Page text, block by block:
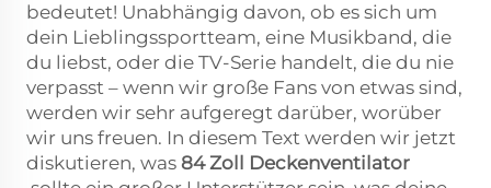
bedeutet! Unabhängig davon, ob es sich um
dein Lieblingssportteam, eine Musikband, die
du liebst, oder die TV-Serie handelt, die du nie
verpasst – wenn wir große Fans von etwas sind,
werden wir sehr aufgeregt darüber, worüber
wir uns freuen. In diesem Text werden wir jetzt
diskutieren, was 84 Zoll Deckenventilator